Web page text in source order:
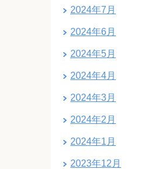
2024年7月
2024年6月
2024年5月
2024年4月
2024年3月
2024年2月
2024年1月
2023年12月